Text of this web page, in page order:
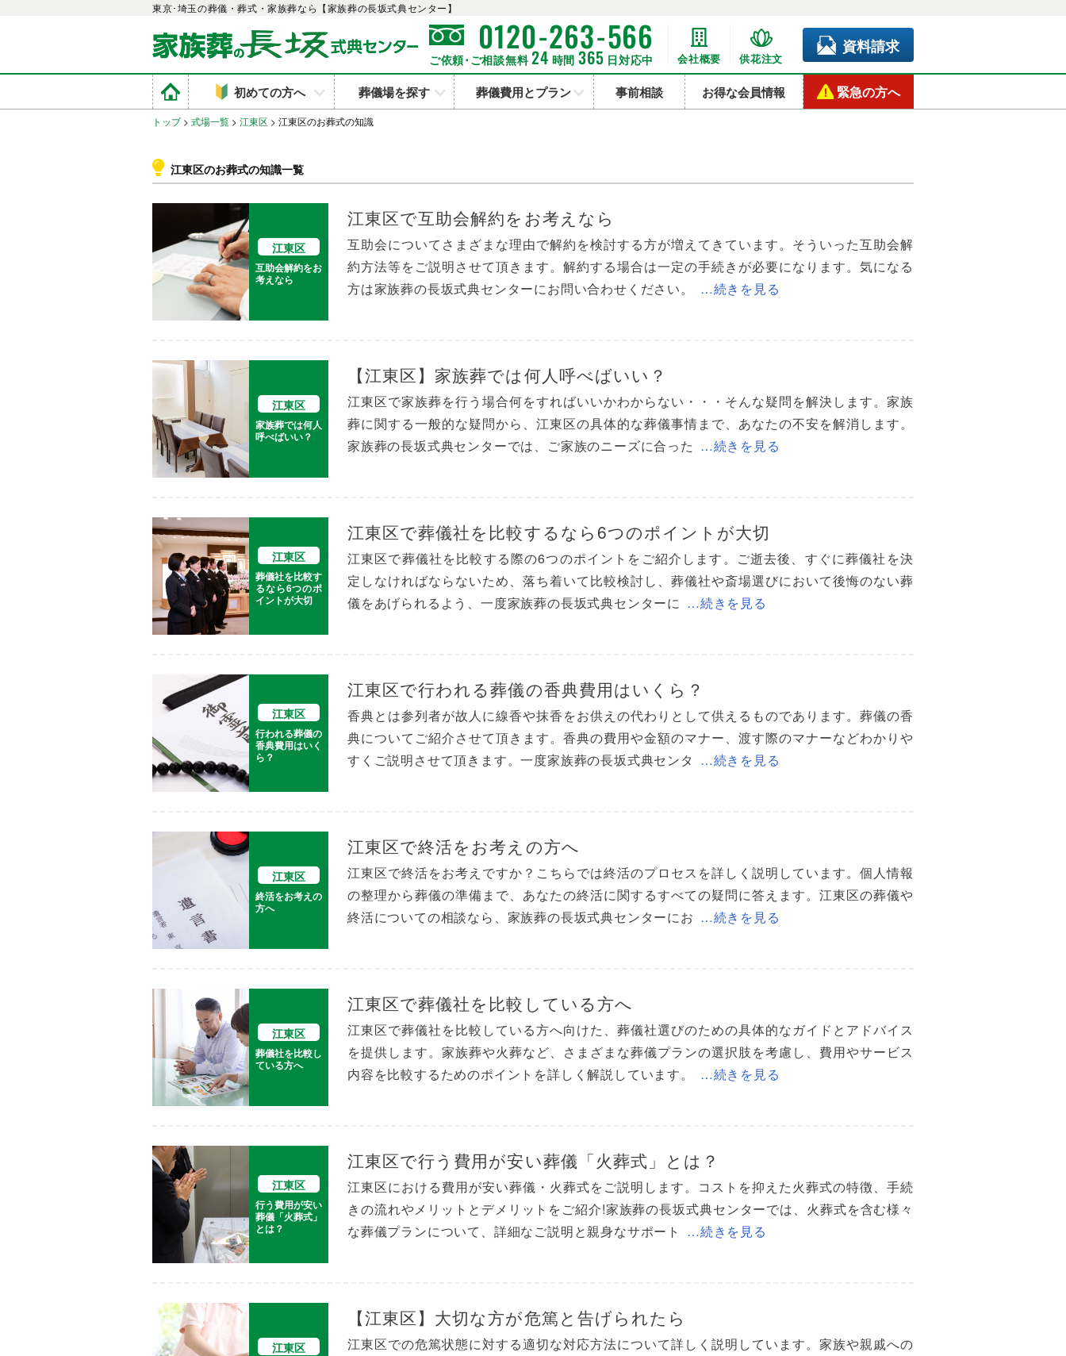
東京･埼玉の葬儀・葬式・家族葬なら【家族葬の長坂式典センター】
0120-263-566
ご依頼･ご相談無料 24 時間 365 日対応中 会社概要 供花注文
資料請求
初めての方へ 葬儀場を探す 葬儀費用とプラン 事前相談 お得な会員情報 緊急の方へ
トップ > 式場一覧 > 江東区 > 江東区のお葬式の知識
江東区のお葬式の知識一覧
江東区
互助会解約をお
考えなら
江東区で互助会解約をお考えなら
互助会についてさまざまな理由で解約を検討する方が増えてきています。そういった互助会解
約方法等をご説明させて頂きます。解約する場合は一定の手続きが必要になります。気になる
方は家族葬の長坂式典センターにお問い合わせください。
…続きを見る
江東区
家族葬では何人
呼べばいい？
【江東区】家族葬では何人呼べばいい？
江東区で家族葬を行う場合何をすればいいかわからない・・・そんな疑問を解決します。家族
葬に関する一般的な疑問から、江東区の具体的な葬儀事情まで、あなたの不安を解消します。
家族葬の長坂式典センターでは、ご家族のニーズに合った …続きを見る
江東区
葬儀社を比較す
るなら6つのポ
イントが大切
江東区で葬儀社を比較するなら6つのポイントが大切
江東区で葬儀社を比較する際の6つのポイントをご紹介します。ご逝去後、すぐに葬儀社を決
定しなければならないため、落ち着いて比較検討し、葬儀社や斎場選びにおいて後悔のない葬
儀をあげられるよう、一度家族葬の長坂式典センターに …続きを見る
江東区
行われる葬儀の
香典費用はいく
ら？
江東区で行われる葬儀の香典費用はいくら？
香典とは参列者が故人に線香や抹香をお供えの代わりとして供えるものであります。葬儀の香
典についてご紹介させて頂きます。香典の費用や金額のマナー、渡す際のマナーなどわかりや
すくご説明させて頂きます。一度家族葬の長坂式典センタ …続きを見る
江東区
終活をお考えの
方へ
江東区で終活をお考えの方へ
江東区で終活をお考えですか？こちらでは終活のプロセスを詳しく説明しています。個人情報
の整理から葬儀の準備まで、あなたの終活に関するすべての疑問に答えます。江東区の葬儀や
終活についての相談なら、家族葬の長坂式典センターにお …続きを見る
江東区
葬儀社を比較し
ている方へ
江東区で葬儀社を比較している方へ
江東区で葬儀社を比較している方へ向けた、葬儀社選びのための具体的なガイドとアドバイス
を提供します。家族葬や火葬など、さまざまな葬儀プランの選択肢を考慮し、費用やサービス
内容を比較するためのポイントを詳しく解説しています。
…続きを見る
江東区
行う費用が安い
葬儀「火葬式」
とは？
江東区で行う費用が安い葬儀「火葬式」とは？
江東区における費用が安い葬儀・火葬式をご説明します。コストを抑えた火葬式の特徴、手続
きの流れやメリットとデメリットをご紹介!家族葬の長坂式典センターでは、火葬式を含む様々
な葬儀プランについて、詳細なご説明と親身なサポート
…続きを見る
江東区
【江東区】大切な方が危篤と告げられたら
江東区での危篤状態に対する適切な対応方法について詳しく説明しています。家族や親戚への